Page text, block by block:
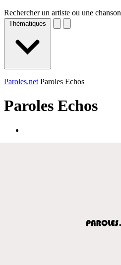
Rechercher un artiste ou une chanson
Thématiques
Paroles.net Paroles Echos
Paroles Echos